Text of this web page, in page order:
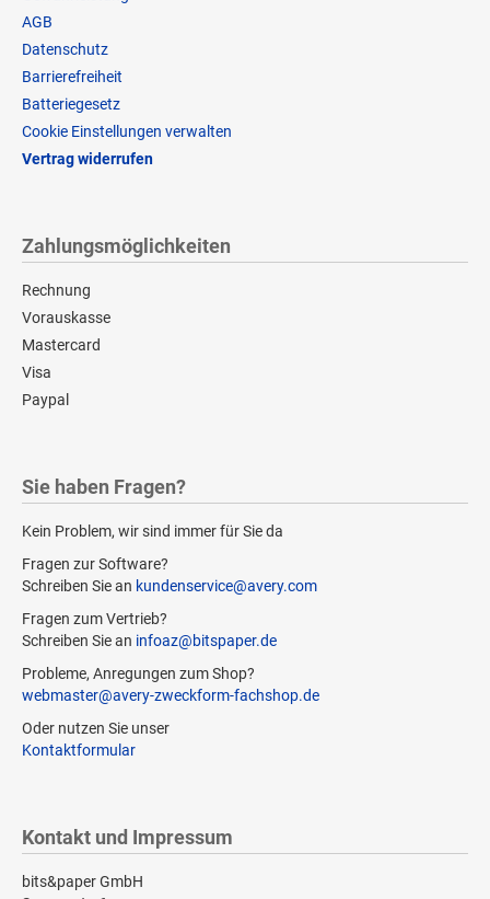
AGB
Datenschutz
Barrierefreiheit
Batteriegesetz
Cookie Einstellungen verwalten
Vertrag widerrufen
Zahlungsmöglichkeiten
Rechnung
Vorauskasse
Mastercard
Visa
Paypal
Sie haben Fragen?
Kein Problem, wir sind immer für Sie da
Fragen zur Software?
Schreiben Sie an kundenservice@avery.com
Fragen zum Vertrieb?
Schreiben Sie an infoaz@bitspaper.de
Probleme, Anregungen zum Shop?
webmaster@avery-zweckform-fachshop.de
Oder nutzen Sie unser
Kontaktformular
Kontakt und Impressum
bits&paper GmbH